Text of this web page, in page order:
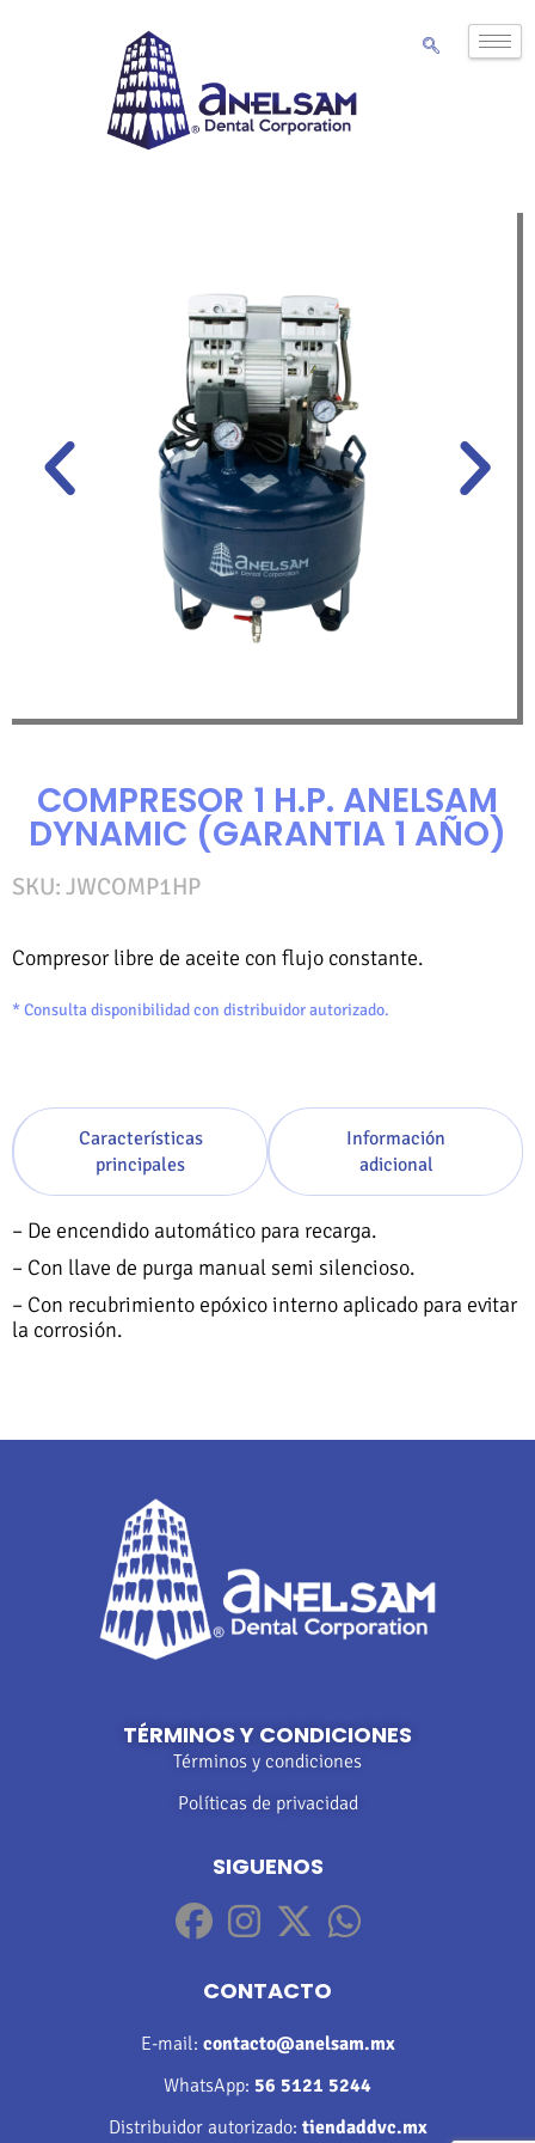
COMPRESOR 1 H.P. ANELSAM
DYNAMIC (GARANTIA 1 AÑO)
SKU: JWCOMP1HP
Compresor libre de aceite con flujo constante.
* Consulta disponibilidad con distribuidor autorizado.
Características
principales
Información
adicional
– De encendido automático para recarga.
– Con llave de purga manual semi silencioso.
– Con recubrimiento epóxico interno aplicado para evitar
la corrosión.
TÉRMINOS Y CONDICIONES
Términos y condiciones
Políticas de privacidad
SIGUENOS
CONTACTO
E-mail: contacto@anelsam.mx
WhatsApp: 56 5121 5244
Distribuidor autorizado: tiendaddvc.mx